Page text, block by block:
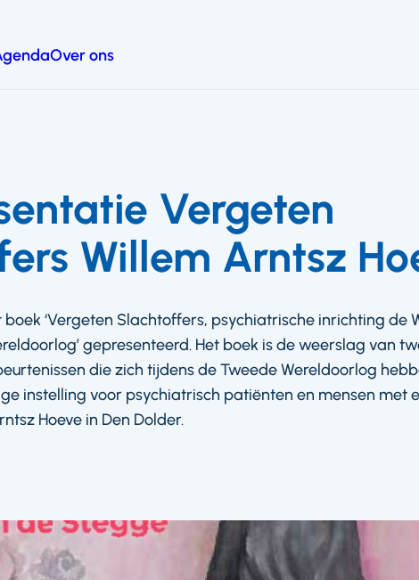
Over ons
Vergeten
Willem Arntsz
‘Vergeten Slachtoffers, psychiatrische inrichting de
gepresenteerd. Het boek is de weerslag van
die zich tijdens de Tweede Wereldoorlog
instelling voor psychiatrisch patiënten en mensen met
Hoeve in Den Dolder.